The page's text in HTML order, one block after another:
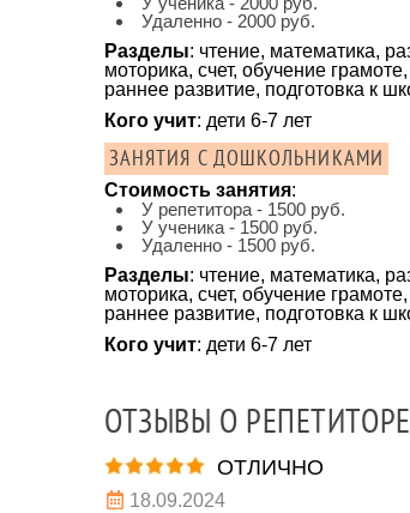
Удаленно - 2000 руб.
Разделы: чтение, математика,
моторика, счет, обучение
раннее развитие, подготовка к
Кого учит: дети 6-7 лет
ЗАНЯТИЯ С ДОШКОЛЬНИКАМИ
Стоимость занятия:
У репетитора - 1500 руб.
У ученика - 1500 руб.
Удаленно - 1500 руб.
Разделы: чтение, математика,
моторика, счет, обучение
раннее развитие, подготовка к
Кого учит: дети 6-7 лет
ОТЗЫВЫ О РЕПЕТИТОРЕ
ОТЛИЧНО
18.09.2024